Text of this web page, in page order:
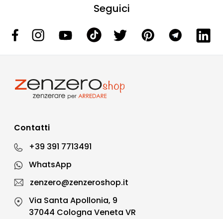
Seguici
Contatti
+39 391 7713491
WhatsApp
zenzero@zenzeroshop.it
Via Santa Apollonia, 9
37044 Cologna Veneta VR